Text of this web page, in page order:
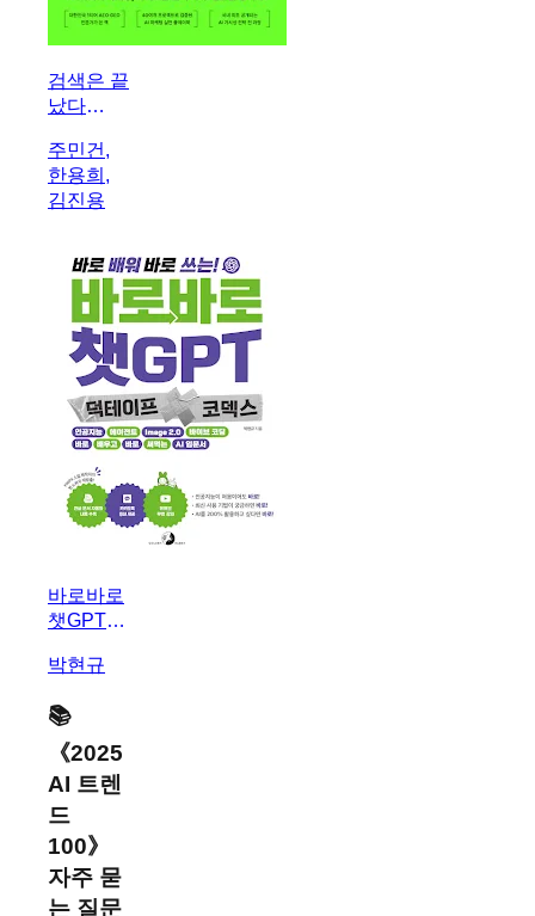
검색은 끝
났다
마케팅
주민건,
한용희,
김진용
바로바로
챗GPT X
X 코덱스
박현규
📚
《2025
AI 트렌
드
100》
자주 묻
는 질문